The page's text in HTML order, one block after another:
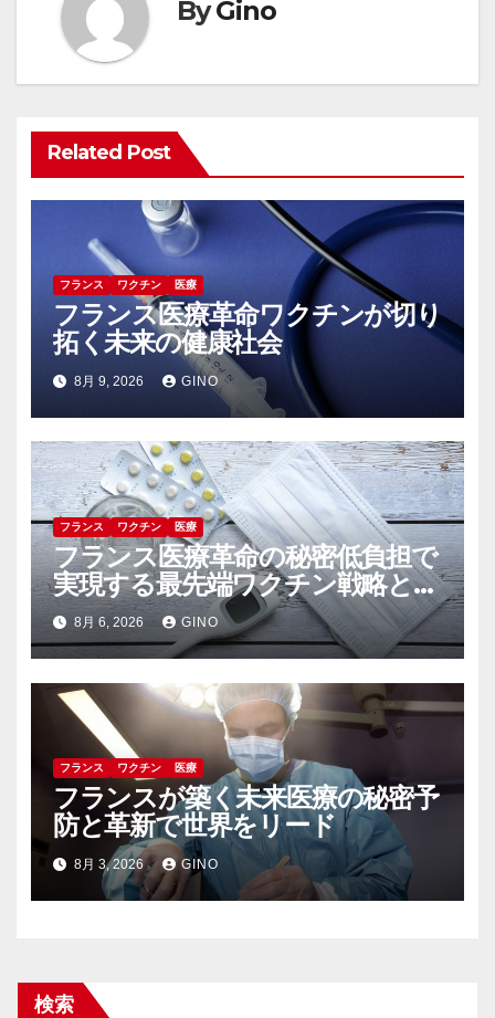
ー
シ
ョ
ン
ByGino
Related Post
フランス ワクチン 医療
フランス医療革命ワクチンが切り
拓く未来の健康社会
8月 9, 2026 GINO
フランス ワクチン 医療
フランス医療革命の秘密低負担で
実現する最先端ワクチン戦略と未
来予防医学
8月 6, 2026 GINO
フランス ワクチン 医療
フランスが築く未来医療の秘密予
防と革新で世界をリード
8月 3, 2026 GINO
検索